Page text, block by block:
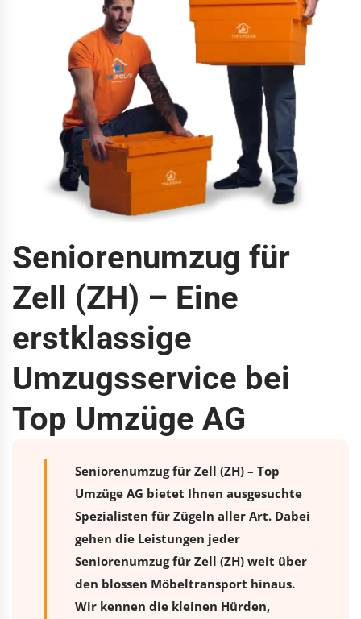
Seniorenumzug für
Zell (ZH) – Eine
erstklassige
Umzugsservice bei
Top Umzüge AG
Seniorenumzug für Zell (ZH) – Top
Umzüge AG bietet Ihnen ausgesuchte
Spezialisten für Zügeln aller Art. Dabei
gehen die Leistungen jeder
Seniorenumzug für Zell (ZH) weit über
den blossen Möbeltransport hinaus.
Wir kennen die kleinen Hürden,